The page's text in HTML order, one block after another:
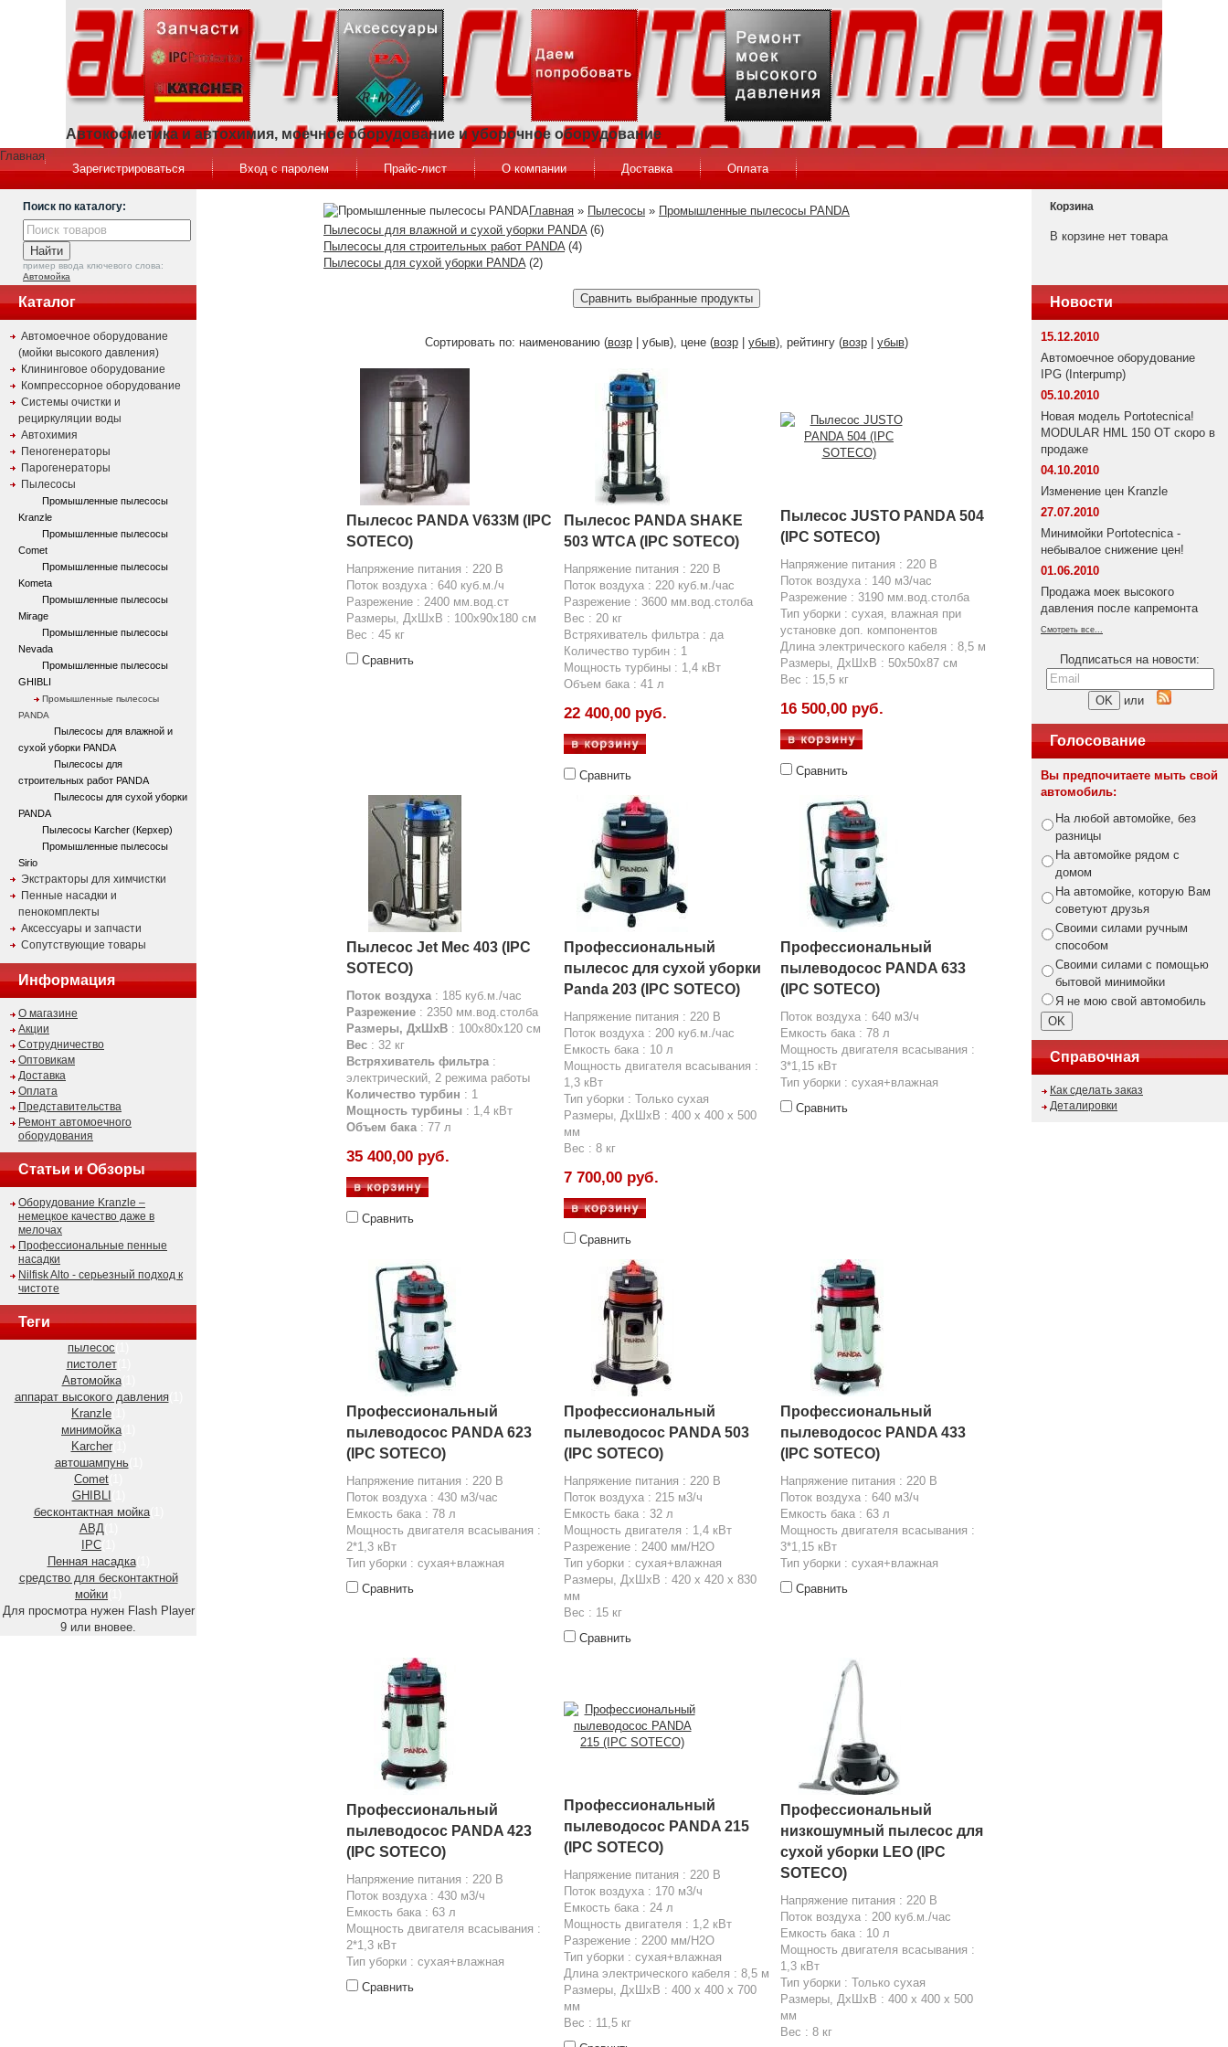
Автокосметика и автохимия, моечное оборудование и уборочное оборудование
Главная
Зарегистрироваться
Вход с паролем Прайс-лист О компании Доставка Оплата
Поиск по каталогу:
пример ввода ключевого слова:
Автомойка
Каталог
Автомоечное оборудование
(мойки высокого давления)
Клининговое оборудование
Компрессорное оборудование
Системы очистки и
рециркуляции воды
Автохимия
Пеногенераторы
Парогенераторы
Пылесосы
Промышленные пылесосы
Kranzle
Промышленные пылесосы
Comet
Промышленные пылесосы
Kometa
Промышленные пылесосы
Mirage
Промышленные пылесосы
Nevada
Промышленные пылесосы
GHIBLI
Промышленные пылесосы
PANDA
Пылесосы для влажной и
сухой уборки PANDA
Пылесосы для
строительных работ PANDA
Пылесосы для сухой уборки
PANDA
Пылесосы Karcher (Керхер)
Промышленные пылесосы
Sirio
Экстракторы для химчистки
Пенные насадки и
пенокомплекты
Аксессуары и запчасти
Сопутствующие товары
Информация
О магазине
Акции
Сотрудничество
Оптовикам
Доставка
Оплата
Представительства
Ремонт автомоечного
оборудования
Статьи и Обзоры
Оборудование Kranzle –
немецкое качество даже в
мелочах
Профессиональные пенные
насадки
Nilfisk Alto - серьезный подход к
чистоте
Теги
пылесос
пистолет(1)
Автомойка(1)
аппарат высокого давления(1)
Kranzle
минимойка(1)
Karcher(1)
автошампунь(1)
Comet
GHIBLI
бесконтактная мойка(1)
АВД(1)
IPC
Пенная насадка(1)
средство для бесконтактной
мойки
Для просмотра нужен Flash Player
9 или вновее.
Главная » Пылесосы » Промышленные пылесосы PANDA
Пылесосы для влажной и сухой уборки PANDA(6)
Пылесосы для строительных работ PANDA(4)
Пылесосы для сухой уборки PANDA(2)
Сортировать по: наименованию (возр| убыв), цене (возр| убыв), рейтингу (возр| убыв)
Пылесос PANDA V633M (IPC
SOTECO)
Напряжение питания : 220 В
Поток воздуха : 640 куб.м./ч
Разрежение : 2400 мм.вод.ст
Размеры, ДхШхВ : 100x90x180 см
Вес : 45 кг
Сравнить
Пылесос PANDA SHAKE
503 WTCA (IPC SOTECO)
Напряжение питания : 220 В
Поток воздуха : 220 куб.м./час
Разрежение : 3600 мм.вод.столба
Вес : 20 кг
Встряхиватель фильтра : да
Количество турбин : 1
Мощность турбины : 1,4 кВт
Объем бака : 41 л
22 400,00 руб.
Сравнить
Пылесос JUSTO PANDA 504
(IPC SOTECO)
Напряжение питания : 220 В
Поток воздуха : 140 м3/час
Разрежение : 3190 мм.вод.столба
Тип уборки : сухая, влажная при
установке доп. компонентов
Длина электрического кабеля : 8,5 м
Размеры, ДхШхВ : 50х50х87 см
Вес : 15,5 кг
16 500,00 руб.
Сравнить
Пылесос Jet Mec 403 (IPC
SOTECO)
Поток воздуха: 185 куб.м./час
Разрежение : 2350 мм.вод.столба
Размеры, ДхШхВ : 100x80x120 см
Вес : 32 кг
Встряхиватель фильтра:
электрический, 2 режима работы
Количество турбин : 1
Мощность турбины : 1,4 кВт
Объем бака: 77 л
35 400,00 руб.
Сравнить
Профессиональный
пылесос для сухой уборки
Panda 203 (IPC SOTECO)
Напряжение питания : 220 В
Поток воздуха : 200 куб.м./час
Емкость бака : 10 л
Мощность двигателя всасывания :
1,3 кВт
Тип уборки : Только сухая
Размеры, ДхШхВ : 400 х 400 х 500
мм
Вес : 8 кг
7 700,00 руб.
Сравнить
Профессиональный
пылеводосос PANDA 633
(IPC SOTECO)
Поток воздуха : 640 м3/ч
Емкость бака : 78 л
Мощность двигателя всасывания :
3*1,15 кВт
Тип уборки : сухая+влажная
Сравнить
Профессиональный
пылеводосос PANDA 623
(IPC SOTECO)
Напряжение питания : 220 В
Поток воздуха : 430 м3/час
Емкость бака : 78 л
Мощность двигателя всасывания :
2*1,3 кВт
Тип уборки : сухая+влажная
Сравнить
Профессиональный
пылеводосос PANDA 503
(IPC SOTECO)
Напряжение питания : 220 В
Поток воздуха : 215 м3/ч
Емкость бака : 32 л
Мощность двигателя : 1,4 кВт
Разрежение : 2400 мм/H2O
Тип уборки : сухая+влажная
Размеры, ДхШхВ : 420 х 420 х 830
мм
Вес : 15 кг
Сравнить
Профессиональный
пылеводосос PANDA 433
(IPC SOTECO)
Напряжение питания : 220 В
Поток воздуха : 640 м3/ч
Емкость бака : 63 л
Мощность двигателя всасывания :
3*1,15 кВт
Тип уборки : сухая+влажная
Сравнить
Профессиональный
пылеводосос PANDA 423
(IPC SOTECO)
Напряжение питания : 220 В
Поток воздуха : 430 м3/ч
Емкость бака : 63 л
Мощность двигателя всасывания :
2*1,3 кВт
Тип уборки : сухая+влажная
Сравнить
Профессиональный
пылеводосос PANDA 215
(IPC SOTECO)
Напряжение питания : 220 В
Поток воздуха : 170 м3/ч
Емкость бака : 24 л
Мощность двигателя : 1,2 кВт
Разрежение : 2200 мм/H2O
Тип уборки : сухая+влажная
Длина электрического кабеля : 8,5 м
Размеры, ДхШхВ : 400 х 400 х 700
мм
Вес : 11,5 кг
Профессиональный
низкошумный пылесос для
сухой уборки LEO (IPC
SOTECO)
Напряжение питания : 220 В
Поток воздуха : 200 куб.м./час
Емкость бака : 10 л
Мощность двигателя всасывания :
1,3 кВт
Тип уборки : Только сухая
Размеры, ДхШхВ : 400 х 400 х 500
мм
Вес : 8 кг
Корзина
В корзине нет товара
Новости
15.12.2010
Автомоечное оборудование
IPG (Interpump)
05.10.2010
Новая модель Portotecnica!
MODULAR HML 150 OT скоро в
продаже
04.10.2010
Изменение цен Kranzle
27.07.2010
Минимойки Portotecnica -
небывалое снижение цен!
01.06.2010
Продажа моек высокого
давления после капремонта
Смотреть все...
Подписаться на новости:
или
Голосование
Вы предпочитаете мыть свой
автомобиль:
На любой автомойке, без
разницы
На автомойке рядом с
домом
На автомойке, которую Вам
советуют друзья
Своими силами ручным
способом
Своими силами с помощью
бытовой минимойки
Я не мою свой автомобиль
Справочная
Как сделать заказ
Деталировки